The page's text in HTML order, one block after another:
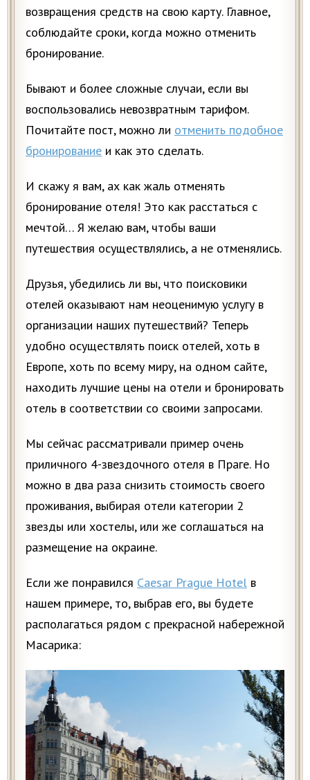
возвращения средств на свою карту. Главное,
соблюдайте сроки, когда можно отменить
бронирование.
Бывают и более сложные случаи, если вы
воспользовались невозвратным тарифом.
Почитайте пост, можно ли отменить подобное
бронирование и как это сделать.
И скажу я вам, ах как жаль отменять
бронирование отеля! Это как расстаться с
мечтой… Я желаю вам, чтобы ваши
путешествия осуществлялись, а не отменялись.
Друзья, убедились ли вы, что поисковики
отелей оказывают нам неоценимую услугу в
организации наших путешествий? Теперь
удобно осуществлять поиск отелей, хоть в
Европе, хоть по всему миру, на одном сайте,
находить лучшие цены на отели и бронировать
отель в соответствии со своими запросами.
Мы сейчас рассматривали пример очень
приличного 4-звездочного отеля в Праге. Но
можно в два раза снизить стоимость своего
проживания, выбирая отели категории 2
звезды или хостелы, или же соглашаться на
размещение на окраине.
Если же понравился Caesar Prague Hotel в
нашем примере, то, выбрав его, вы будете
располагаться рядом с прекрасной набережной
Масарика: